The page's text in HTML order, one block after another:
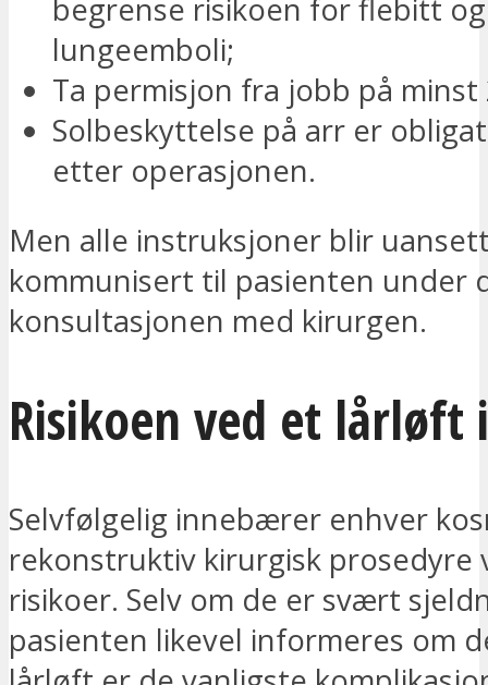
begrense risikoen for flebitt og
lungeemboli;
Ta permisjon fra jobb på minst
Solbeskyttelse på arr er
etter operasjonen.
Men alle instruksjoner blir
kommunisert til pasienten under
konsultasjonen med kirurgen.
Risikoen ved et lårløft
Selvfølgelig innebærer enhver
rekonstruktiv kirurgisk prosedyre
risikoer. Selv om de er svært
pasienten likevel informeres om